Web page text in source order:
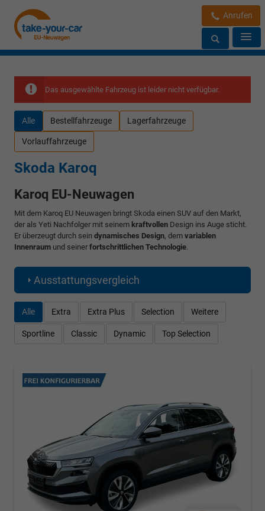
Anrufen
Das ausgewählte Fahrzeug ist leider nicht verfügbar.
Alle Bestellfahrzeuge Lagerfahrzeuge
Vorlauffahrzeuge
Skoda Karoq
Karoq EU-Neuwagen
Mit dem Karoq EU Neuwagen bringt Skoda einen SUV auf den Markt,
der als Yeti Nachfolger mit seinem kraftvollen Design ins Auge sticht.
Er überzeugt durch sein dynamisches Design, dem variablen
Innenraum und seiner fortschrittlichen Technologie
Ausstattungsvergleich
Alle Extra Extra Plus Selection Weitere
Sportline Classic Dynamic Top Selection